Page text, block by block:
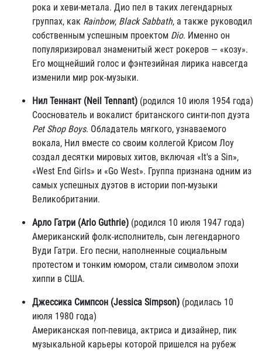
рока и хеви-метала. Дио пел в таких легендарных
группах, как Rainbow, Black Sabbath, а также руководил
собственным успешным проектом Dio. Именно он
популяризировал знаменитый жест рокеров — «козу».
Его мощнейший голос и фэнтезийная лирика навсегда
изменили мир рок-музыки.
Нил Теннант (Neil Tennant) (родился 10 июля 1954 года)
Сооснователь и вокалист британского синти-поп дуэта
Pet Shop Boys. Обладатель мягкого, узнаваемого
вокала, Нил вместе со своим коллегой Крисом Лоу
создал десятки мировых хитов, включая «It's a Sin»,
«West End Girls» и «Go West». Группа признана одним из
самых успешных дуэтов в истории поп-музыки
Великобритании.
Арло Гатри (Arlo Guthrie) (родился 10 июля 1947 года)
Американский фолк-исполнитель, сын легендарного
Вуди Гатри. Его песни, наполненные социальным
протестом и тонким юмором, стали символом эпохи
хиппи в США.
Джессика Симпсон (Jessica Simpson) (родилась 10
июля 1980 года)
Американская поп-певица, актриса и дизайнер, пик
музыкальной карьеры которой пришелся на рубеж